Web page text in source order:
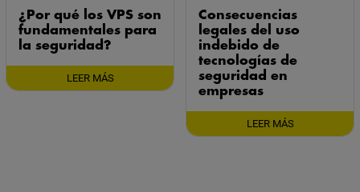
¿Por qué los VPS son
fundamentales para
la seguridad?
LEER MÁS
Consecuencias
legales del uso
indebido de
tecnologías de
seguridad en
empresas
LEER MÁS